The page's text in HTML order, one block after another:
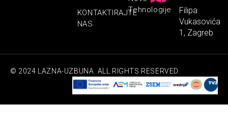
KONTAKTIRAJTE
NAS
Tehnologije
Filipa
Vukasovića
1, Zagreb
© 2024 LAZNA-UZBUNA. ALL RIGHTS RESERVED.